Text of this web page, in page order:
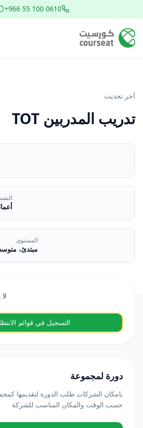
+966 55 100 0610
آخر تحديث
تدريب المدربين TOT
المستوى
مبتدئ،
التسجيل في قوائم
دورة لمجموعة
بامكان الشركات طلب الدورة لتقديمها
حسب الوقت والمكان المناسب للشركة